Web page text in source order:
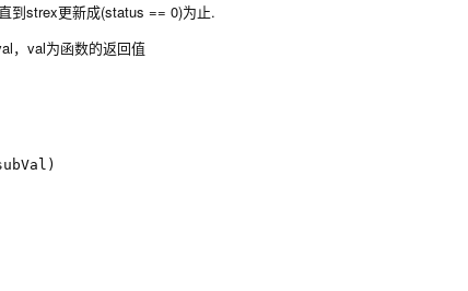
到strex更新成(status == 0)为止.
，val为函数的返回值